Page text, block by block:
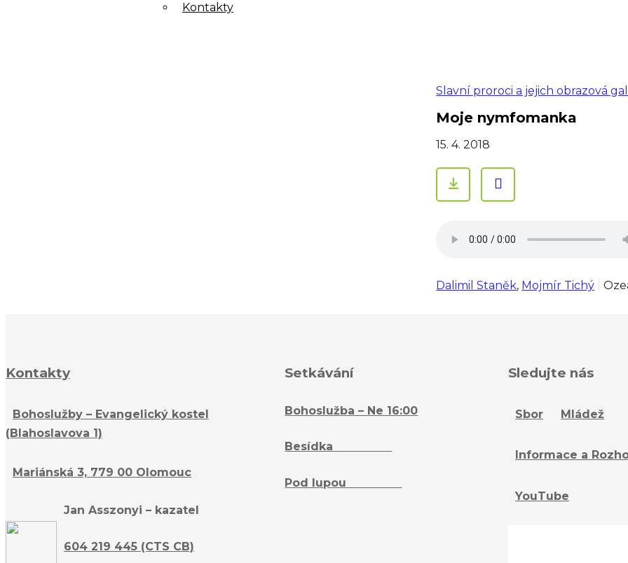
Kontakty
Slavní proroci a jejich obrazová
Moje nymfomanka
15. 4. 2018
Dalimil Staněk, Mojmír Tichý
Kontakty
Bohoslužby – Evangelický kostel
(Blahoslavova 1)
Mariánská 3, 779 00 Olomouc
Jan Asszonyi – kazatel
604 219 445 (CTS CB)
Setkávání
Bohoslužba – Ne 16:00
Besídka
Pod lupou
Sledujte nás
Sbor Mládež
Informace a
YouTube